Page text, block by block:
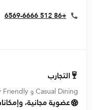
+86 512 6569-6666
التجارب
Casual Dining و Family Friendly
عضوية مجانية،